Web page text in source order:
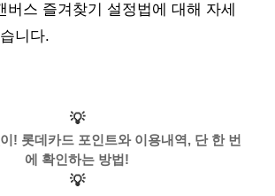
버스 즐겨찾기 설정법에 대해 자세
니다.
💡
! 롯데카드 포인트와 이용내역, 단 한 번
에 확인하는 방법!
💡